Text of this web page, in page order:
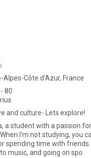
Alpes-Côte d'Azur, France
80
and culture- Lets explore!
a student with a passion
I'm not studying, you
spending time with
music, and going on spo